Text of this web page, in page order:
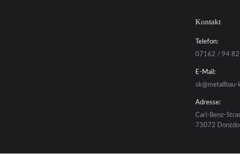
Kontakt
Telefon:
07162 / 94 82
E-Mail:
sk@metallbau-
Adresse:
Carl-Benz-
73072